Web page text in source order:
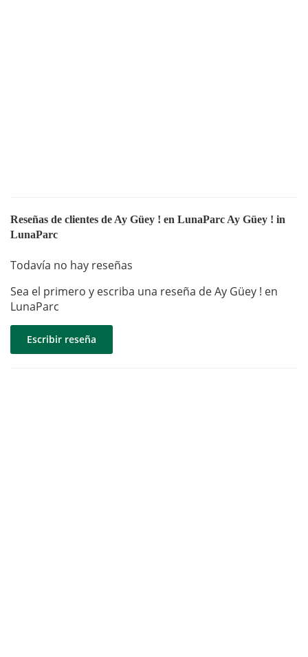
Reseñas de clientes de Ay Güey ! en LunaParc Ay Güey ! in
LunaParc
Todavía no hay reseñas
Sea el primero y escriba una reseña de Ay Güey ! en
LunaParc
Escribir reseña